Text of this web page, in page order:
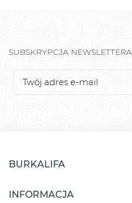
SUBSKRYPCJA NEWSLETTERA
BURKALIFA
INFORMACJA